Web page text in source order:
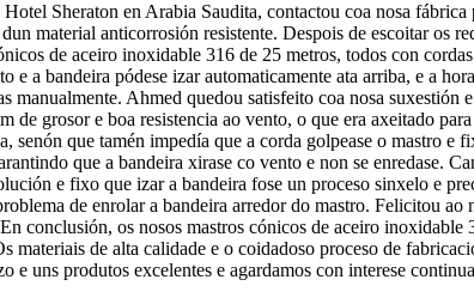
Sheraton en Arabia Saudita, contactou coa nosa
material anticorrosión resistente. Despois de escoitar os
de aceiro inoxidable 316 de 25 metros, todos con
e a bandeira pódese izar automaticamente ata arriba, e a
manualmente. Ahmed quedou satisfeito coa nosa
de grosor e boa resistencia ao vento, o que era axeitado
senón que tamén impedía que a corda golpease o mastro
que a bandeira xirase co vento e non se enredase.
e fixo que izar a bandeira fose un proceso sinxelo e
de enrolar a bandeira arredor do mastro. Felicitou
conclusión, os nosos mastros cónicos de aceiro
materiais de alta calidade e o coidadoso proceso de
e uns produtos excelentes e agardamos con interese